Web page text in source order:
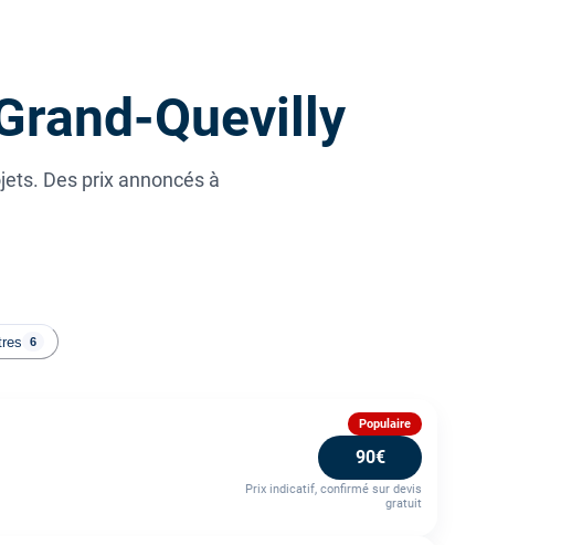
Quevilly
Des prix annoncés à
6
Populaire
90€
Prix indicatif, confirmé sur devis
gratuit